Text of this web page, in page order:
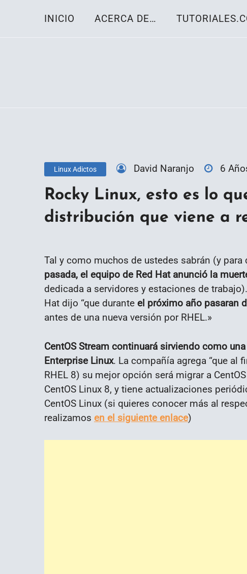
INICIO ACERCA DE…
Linux Adictos David Naranjo 6
Rocky Linux, esto es lo
distribución que viene a
Tal y como muchos de ustedes sabrán (y para
pasada, el equipo de Red Hat anunció la
dedicada a servidores y estaciones de
Hat dijo “que durante el próximo año pasaran
antes de una nueva versión por RHEL.»
CentOS Stream continuará sirviendo como
Enterprise Linux. La compañía agrega “que al
RHEL 8) su mejor opción será migrar a
CentOS Linux 8, y tiene actualizaciones
CentOS Linux (si quieres conocer más al
realizamos en el siguiente enlace)